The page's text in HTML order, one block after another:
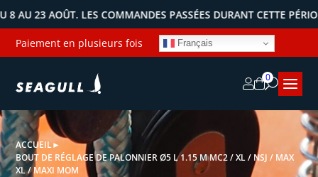
AOÛT. LES COMMANDES PASSÉES DURANT CETTE PÉRIODE
Paiement en plusieurs fois Français
0
ACCUEIL►
BOUT DE RÉGLAGE DE PALONNIER Ø5 L 1.15 M MC2 / XL / NSJ / MAX
XL / MAXI MOM